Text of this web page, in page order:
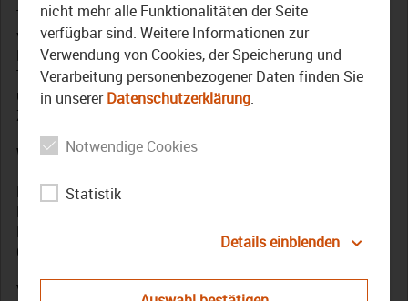
Trachten sind mehr als nur Kleidung. Sie sind Ausdruck
von Tradition, Kultur und der Seele einer Gemeinschaft.
Nicht ohne Grund hält sich die Sonderstellung einer
Tracht in den heimischen Kleiderschränken selbst in
unserem heutigem schnelllebigen und globalisierten
Zeitalter.
Wanderausstellung im Landkreis Kronach
Die aktuelle Wanderausstellung „VEREINt in Tracht –
Kleidung als Heimat“ im Landkreis Kronach zeigt ihren
Besuchern die ganze Schönheit der Trachten. Auch TV
Oberfranken hat vorbeigeschaut!
Vorbereitungen auf Erntedankfest laufen
nicht mehr alle Funktionalitäten der Seite
verfügbar sind. Weitere Informationen zur
Verwendung von Cookies, der Speicherung und
Verarbeitung personenbezogener Daten finden Sie
in unsererDatenschutzerklärung.
Notwendige Cookies
Statistik
Details einblenden